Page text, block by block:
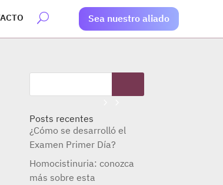
Sea nuestro aliado
Posts recentes
¿Cómo se desarrolló el
Examen Primer Día?
Homocistinuria: conozca
más sobre esta